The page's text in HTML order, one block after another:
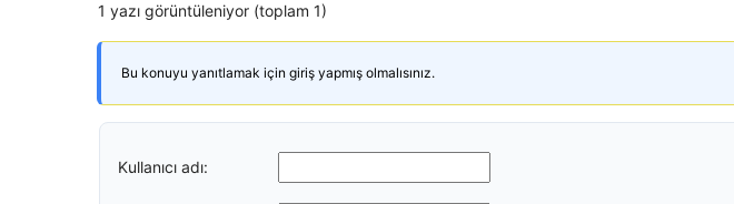
1 yazı görüntüleniyor (toplam 1)
Bu konuyu yanıtlamak için giriş yapmış olmalısınız.
Kullanıcı adı: